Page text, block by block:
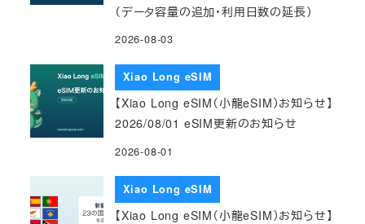
（データ容量の追加・利用日数の延長）
2026-08-03
Xiao Long eSIM
【Xiao Long eSIM（小龍eSIM）お知らせ】
2026/08/01 eSIM更新のお知らせ
2026-08-01
Xiao Long eSIM
【Xiao Long eSIM（小龍eSIM）お知らせ】